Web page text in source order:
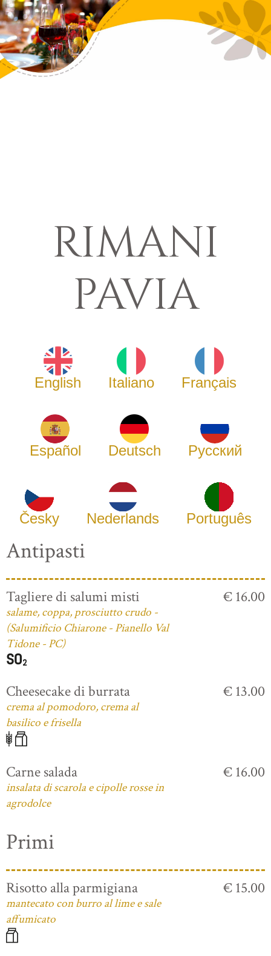
RIMANI
PAVIA
English Italiano Français
Español Deutsch Русский
Česky Nederlands Português
Antipasti
Tagliere di salumi misti
salame, coppa, prosciutto crudo -
(Salumificio Chiarone - Pianello Val
Tidone - PC)
€ 16.00
Cheesecake di burrata
crema al pomodoro, crema al
basilico e frisella
€ 13.00
Carne salada
insalata di scarola e cipolle rosse in
agrodolce
€ 16.00
Primi
Risotto alla parmigiana
mantecato con burro al lime e sale
affumicato
€ 15.00